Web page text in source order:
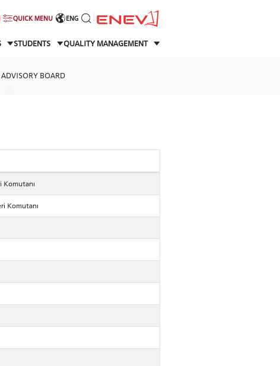
QUICK MENU ENG
STUDENTS QUALITY MANAGEMENT
ADVISORY BOARD
Komutanı
Komutanı